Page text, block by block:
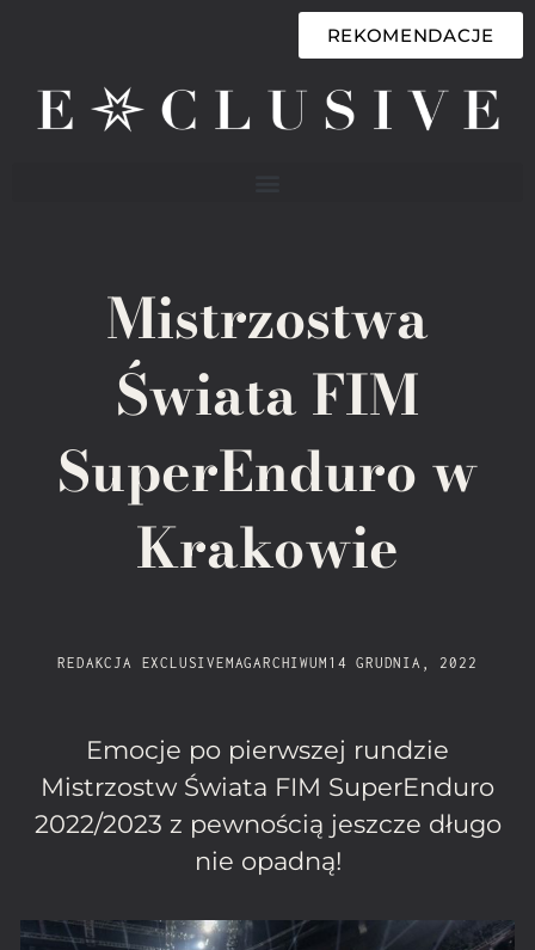
REKOMENDACJE
Mistrzostwa
Świata FIM
SuperEnduro w
Krakowie
REDAKCJA EXCLUSIVEMAGARCHIWUM 14 GRUDNIA, 2022
Emocje po pierwszej rundzie
Mistrzostw Świata FIM SuperEnduro
2022/2023 z pewnością jeszcze długo
nie opadną!